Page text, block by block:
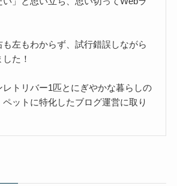
左もわからず、試行錯誤しながら
た！
トリバー1匹とにぎやかな暮らしの
ットに特化したブログ運営に取り